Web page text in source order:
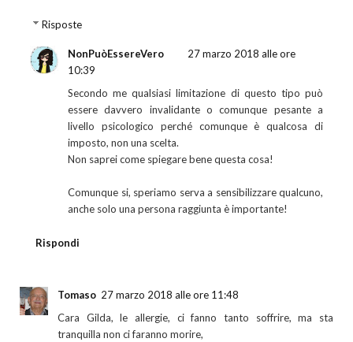
Risposte
NonPuòEssereVero
27 marzo 2018 alle ore
10:39
Secondo me qualsiasi limitazione di questo tipo può
essere davvero invalidante o comunque pesante a
livello psicologico perché comunque è qualcosa di
imposto, non una scelta.
Non saprei come spiegare bene questa cosa!
Comunque si, speriamo serva a sensibilizzare qualcuno,
anche solo una persona raggiunta è importante!
Rispondi
Tomaso 27 marzo 2018 alle ore 11:48
Cara Gilda, le allergie, ci fanno tanto soffrire, ma sta
tranquilla non ci faranno morire,